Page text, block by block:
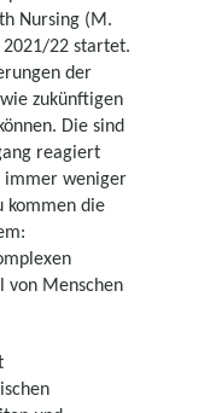
Nursing (M.
22 startet.
der
zukünftigen
Die sind
reagiert
immer weniger
kommen die
von Menschen